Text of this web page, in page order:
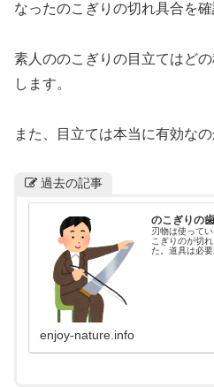
なったのこぎりの切れ具合を確
素人ののこぎりの目立てはど
します。
また、目立ては本当に有効な
過去の記事
のこぎりの
刃物は使って
こぎりのが切
た。道具は必
enjoy-nature.info